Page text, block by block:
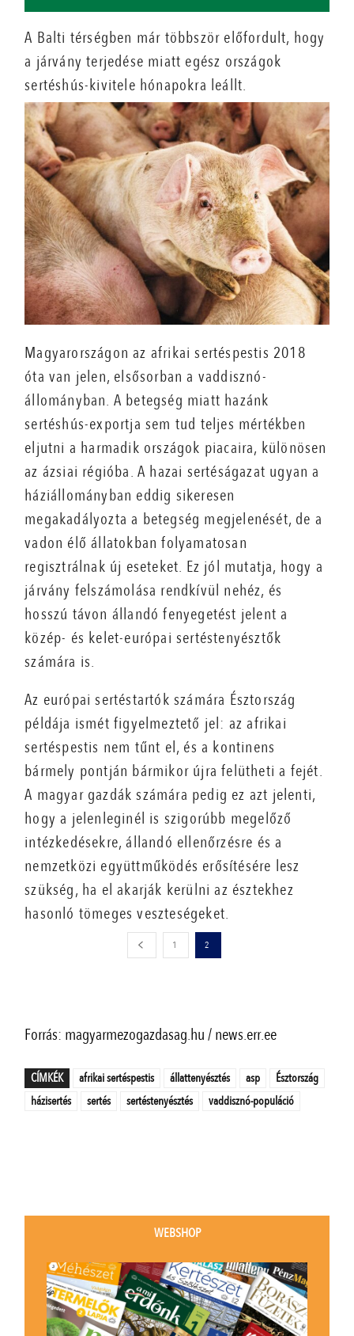
A Balti térségben már többször előfordult, hogy
a járvány terjedése miatt egész országok
sertéshús-kivitele hónapokra leállt.
Magyarországon az afrikai sertéspestis 2018
óta van jelen, elsősorban a vaddisznó-
állományban. A betegség miatt hazánk
sertéshús-exportja sem tud teljes mértékben
eljutni a harmadik országok piacaira, különösen
az ázsiai régióba. A hazai sertéságazat ugyan a
háziállományban eddig sikeresen
megakadályozta a betegség megjelenését, de a
vadon élő állatokban folyamatosan
regisztrálnak új eseteket. Ez jól mutatja, hogy a
járvány felszámolása rendkívül nehéz, és
hosszú távon állandó fenyegetést jelent a
közép- és kelet-európai sertéstenyésztők
számára is.
Az európai sertéstartók számára Észtország
példája ismét figyelmeztető jel: az afrikai
sertéspestis nem tűnt el, és a kontinens
bármely pontján bármikor újra felütheti a fejét.
A magyar gazdák számára pedig ez azt jelenti,
hogy a jelenleginél is szigorúbb megelőző
intézkedésekre, állandó ellenőrzésre és a
nemzetközi együttműködés erősítésére lesz
szükség, ha el akarják kerülni az észtekhez
hasonló tömeges veszteségeket.
1 2
Forrás: magyarmezogazdasag.hu / news.err.ee
CÍMKÉK afrikai sertéspestis állattenyésztés asp
Észtország
házisertés
sertés sertéstenyésztés vaddisznó-populáció
WEBSHOP